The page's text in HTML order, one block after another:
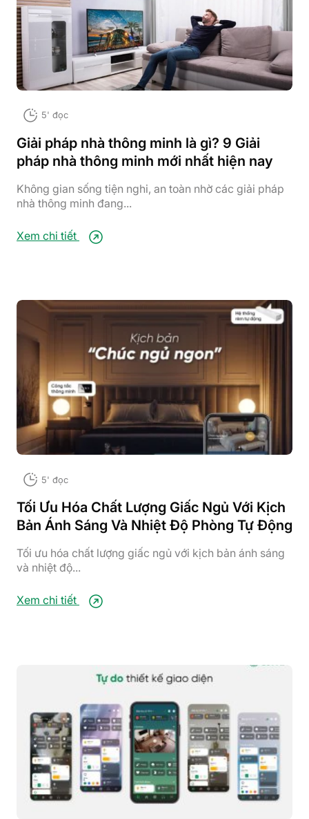
5' đọc
Giải pháp nhà thông minh là gì? 9 Giải
pháp nhà thông minh mới nhất hiện nay
Không gian sống tiện nghi, an toàn nhờ các giải pháp
nhà thông minh đang...
Xem chi tiết
5' đọc
Tối Ưu Hóa Chất Lượng Giấc Ngủ Với Kịch
Bản Ánh Sáng Và Nhiệt Độ Phòng Tự Động
Tối ưu hóa chất lượng giấc ngủ với kịch bản ánh sáng
và nhiệt độ...
Xem chi tiết